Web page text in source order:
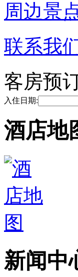
周边景
联系我
客房预
入住日期:
酒店地
新闻中